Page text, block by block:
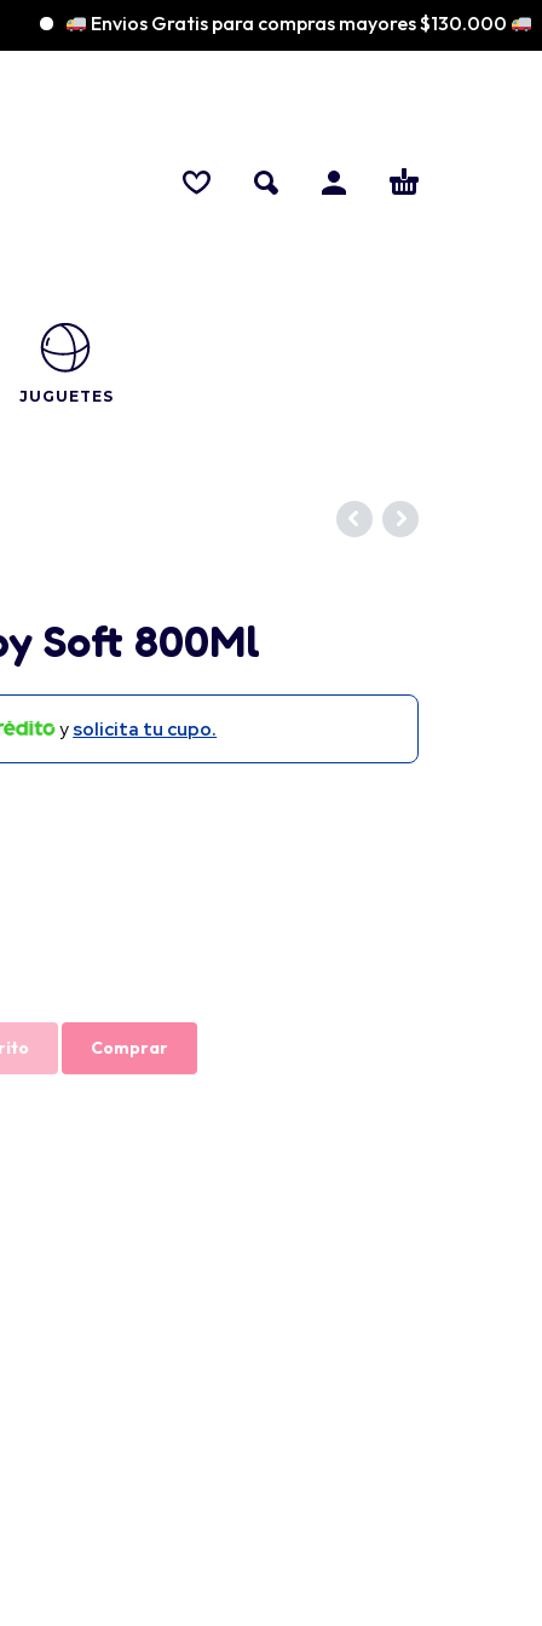
Envios Gratis para compras mayores $130.000
JUGUETES
Soft 800Ml
y solicita tu cupo.
Comprar